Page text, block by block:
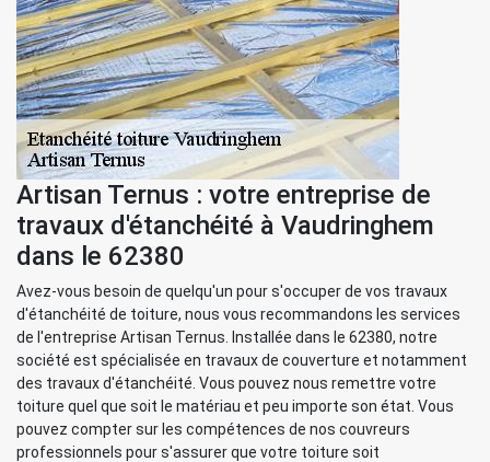
Artisan Ternus : votre entreprise de
travaux d'étanchéité à Vaudringhem
dans le 62380
Avez-vous besoin de quelqu'un pour s'occuper de vos travaux
d'étanchéité de toiture, nous vous recommandons les services
de l'entreprise Artisan Ternus. Installée dans le 62380, notre
société est spécialisée en travaux de couverture et notamment
des travaux d'étanchéité. Vous pouvez nous remettre votre
toiture quel que soit le matériau et peu importe son état. Vous
pouvez compter sur les compétences de nos couvreurs
professionnels pour s'assurer que votre toiture soit